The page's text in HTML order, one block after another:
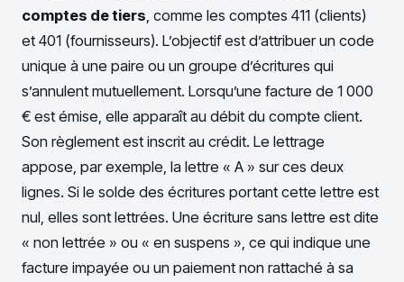
comptes de tiers , comme les comptes 411 (clients)
et 401 (fournisseurs). L’objectif est d’attribuer un code
unique à une paire ou un groupe d’écritures qui
s’annulent mutuellement. Lorsqu’une facture de 1 000
€ est émise, elle apparaît au débit du compte client.
Son règlement est inscrit au crédit. Le lettrage
appose, par exemple, la lettre « A » sur ces deux
lignes. Si le solde des écritures portant cette lettre est
nul, elles sont lettrées. Une écriture sans lettre est dite
« non lettrée » ou « en suspens », ce qui indique une
facture impayée ou un paiement non rattaché à sa